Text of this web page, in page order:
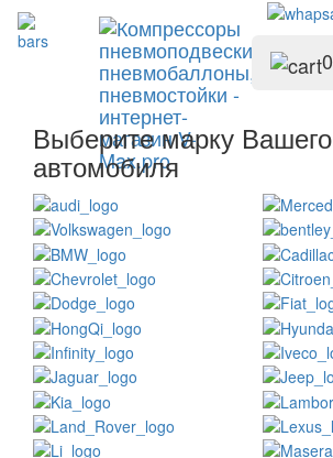
0
Выберите марку Вашего
автомобиля